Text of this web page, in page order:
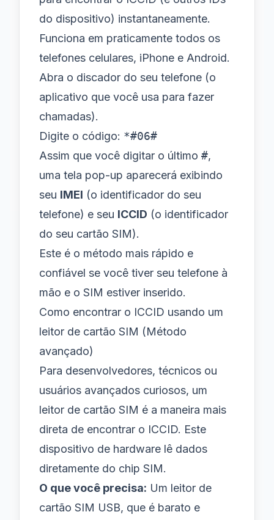
do dispositivo) instantaneamente.
Funciona em praticamente todos os
telefones celulares, iPhone e Android.
Abra o discador do seu telefone (o
aplicativo que você usa para fazer
chamadas).
Digite o código: *#06#
Assim que você digitar o último #,
uma tela pop-up aparecerá exibindo
seu IMEI (o identificador do seu
telefone) e seu ICCID (o identificador
do seu cartão SIM).
Este é o método mais rápido e
confiável se você tiver seu telefone à
mão e o SIM estiver inserido.
Como encontrar o ICCID usando um
leitor de cartão SIM (Método
avançado)
Para desenvolvedores, técnicos ou
usuários avançados curiosos, um
leitor de cartão SIM é a maneira mais
direta de encontrar o ICCID. Este
dispositivo de hardware lê dados
diretamente do chip SIM.
O que você precisa: Um leitor de
cartão SIM USB, que é barato e